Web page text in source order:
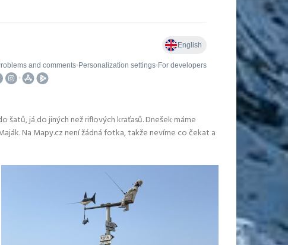
já do jiných než riflových kraťasů. Dnešek máme
Na Mapy.cz není žádná fotka, takže nevíme co čekat a